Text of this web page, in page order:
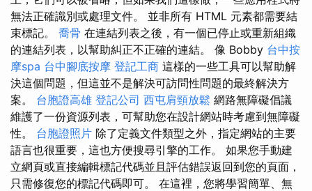
無法正確識別或處理文件。 並非所有 HTML 元素都需要結
束標記。 喬骨 在連結列表之後，有一個已停止或重新組織
的連結列表，以幫助糾正不正確的連結。 像 Bobby 台中按
摩spa 台中腳底按摩 登記工商 這樣的一些工具可以幫助解
決這個問題，但這並不是解決可訪問性問題的最終解決方
案。 台胞證高雄 登記公司 西屯肩頸放鬆 網路無障礙倡議
維護了一份資源列表，可幫助您在設計網站時考慮到無障礙
性。 台胞證照片 除了定義文件類型之外，指定網站的主要
語言也很重要，這也方便搜尋引擎的工作。 如果您手動建
立網頁或直接編輯標記代碼並且評估錯誤返回到您的頁面，
只需修復您的標記代碼即可。 在這裡，您將學習簡單、無